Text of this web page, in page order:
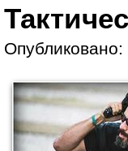
Опубликовано: